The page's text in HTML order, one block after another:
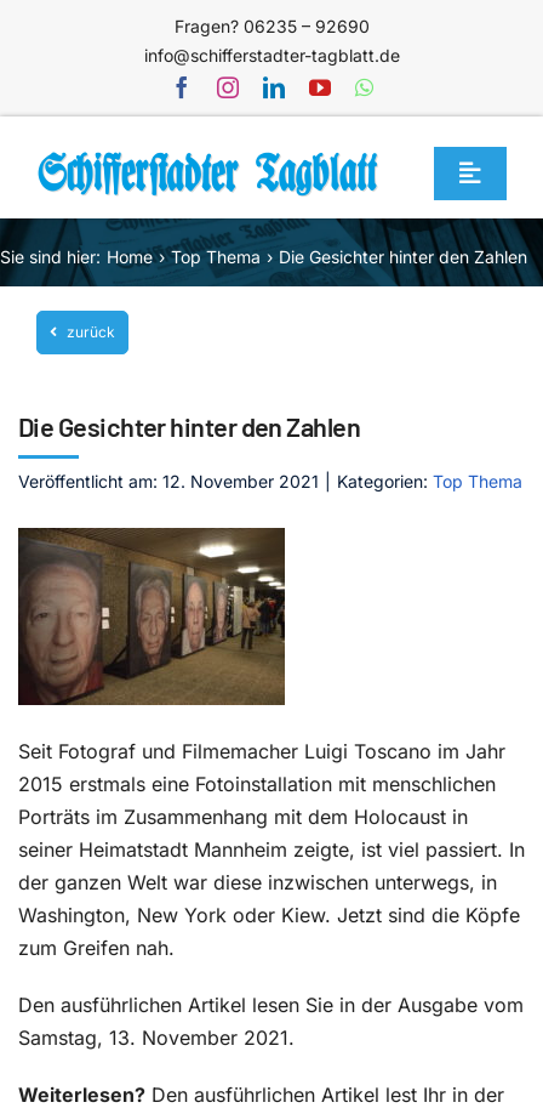
Fragen? 06235 – 92690
info@schifferstadter-tagblatt.de
Toggle
Home
Themen
Blog
Service
Mediathek
Jetzt abonnieren
Kontakt
Sie sind hier: Home Top Thema Die Gesichter hinter den Zahlen
zurück
Die Gesichter hinter den Zahlen
Veröffentlicht am: 12. November 2021 Kategorien: Top Thema
Seit Fotograf und Filmemacher Luigi Toscano im Jahr
2015 erstmals eine Fotoinstallation mit menschlichen
Porträts im Zusammenhang mit dem Holocaust in
seiner Heimatstadt Mannheim zeigte, ist viel passiert. In
der ganzen Welt war diese inzwischen unterwegs, in
Washington, New York oder Kiew. Jetzt sind die Köpfe
zum Greifen nah.
Den ausführlichen Artikel lesen Sie in der Ausgabe vom
Samstag, 13. November 2021.
Weiterlesen? Den ausführlichen Artikel lest Ihr in der